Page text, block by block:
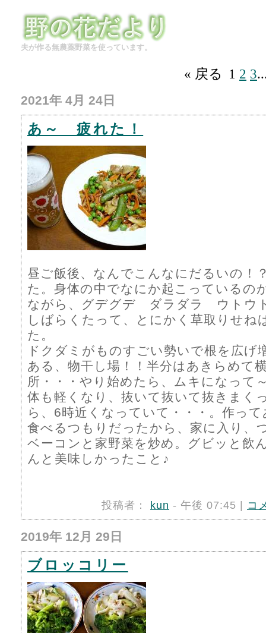
夫が作る無農薬野菜を使っています。
« 戻る 1 2 3
2021年 4月 24日
あ～ 疲れた！
昼ご飯後、なんでこんなにだるいの！
た。身体の中でなにか起こっているの
ながら、グデグデ ダラダラ ウトウ
しばらくたって、とにかく草取りせね
た。
ドクダミがものすごい勢いで根を広げ
ある、物干し場！！半分はあきらめて
所・・・やり始めたら、ムキになって
体も軽くなり、抜いて抜いて抜きまく
ら、6時近くなっていて・・・。作っ
食べるつもりだったから、家に入り、
ベーコンと家野菜を炒め。グビッと飲
んと美味しかったこと♪
投稿者： kun - 午後 07:45 | コ
2019年 12月 29日
ブロッコリー